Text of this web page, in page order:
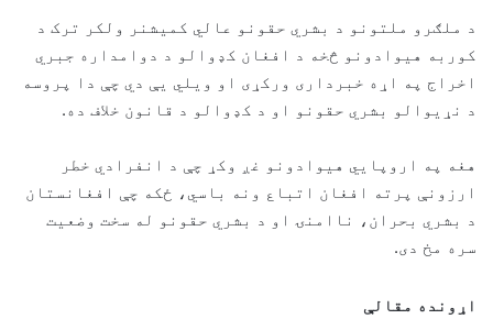
د ملګرو ملتونو د بشري حقونو عالي کمیشنر ولکر ترک د
کوربه هیوادونو څخه د افغان کډوالو د دوامداره جبري
اخراج په اړه خبرداری ورکړی او ویلي یې دي چې دا پروسه
د نړیوالو بشري حقونو او د کډوالو د قانون خلاف ده.
هغه په ​​اروپايي هیوادونو غږ وکړ چې د انفرادي خطر
ارزونې پرته افغان اتباع ونه باسي، ځکه چې افغانستان
د بشري بحران، ناامنۍ او د بشري حقونو له سخت وضعیت
سره مخ دی.
اړونده مقالې